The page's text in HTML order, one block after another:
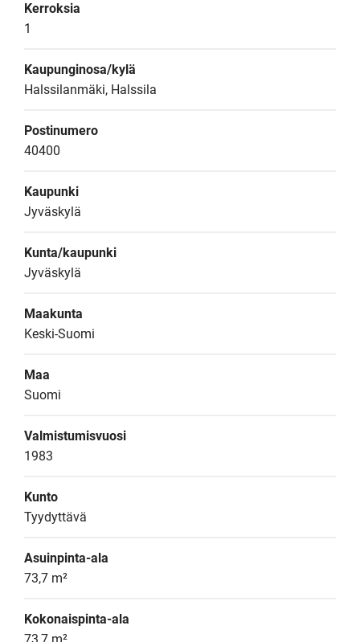
Kerroksia
1
Kaupunginosa/kylä
Halssilanmäki, Halssila
Postinumero
40400
Kaupunki
Jyväskylä
Kunta/kaupunki
Jyväskylä
Maakunta
Keski-Suomi
Maa
Suomi
Valmistumisvuosi
1983
Kunto
Tyydyttävä
Asuinpinta-ala
73,7 m²
Kokonaispinta-ala